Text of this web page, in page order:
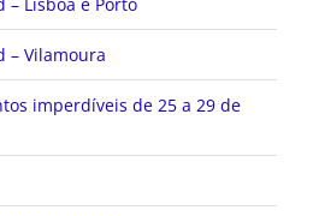
– Vilamoura
imperdíveis de 25 a 29 de